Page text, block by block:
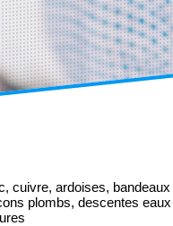
cuivre, ardoises,
plombs, descentes